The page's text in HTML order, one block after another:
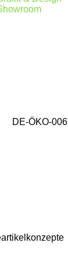
DE-ÖKO-006